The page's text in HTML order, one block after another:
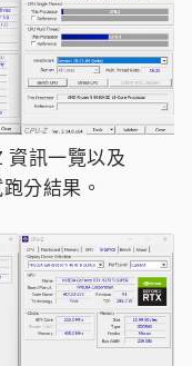
資訊一覽以及
分結果。